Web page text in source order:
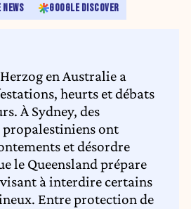
NEWS GOOGLE DISCOVER
en Australie a
heurts et débats
À Sydney, des
propalestiniens ont
et désordre
le Queensland prépare
à interdire certains
Entre protection de